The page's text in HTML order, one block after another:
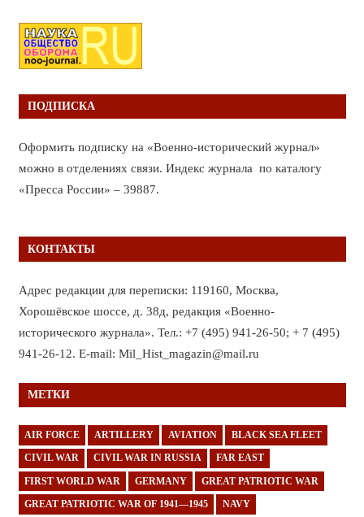
ПОДПИСКА
Оформить подписку на «Военно-исторический журнал»
можно в отделениях связи. Индекс журнала по каталогу
«Пресса России» – 39887.
КОНТАКТЫ
Адрес редакции для переписки: 119160, Москва,
Хорошёвское шоссе, д. 38д, редакция «Военно-
исторического журнала». Тел.: +7 (495) 941-26-50; + 7 (495)
941-26-12. E-mail: Mil_Hist_magazin@mail.ru
МЕТКИ
AIR FORCE ARTILLERY AVIATION BLACK SEA FLEET
CIVIL WAR CIVIL WAR IN RUSSIA FAR EAST
FIRST WORLD WAR GERMANY GREAT PATRIOTIC WAR
GREAT PATRIOTIC WAR OF 1941—1945 NAVY